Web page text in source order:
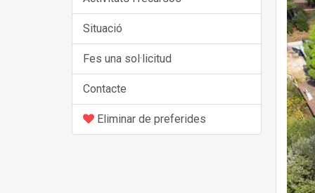
Situació
Fes una sol·licitud
Contacte
Eliminar de preferides